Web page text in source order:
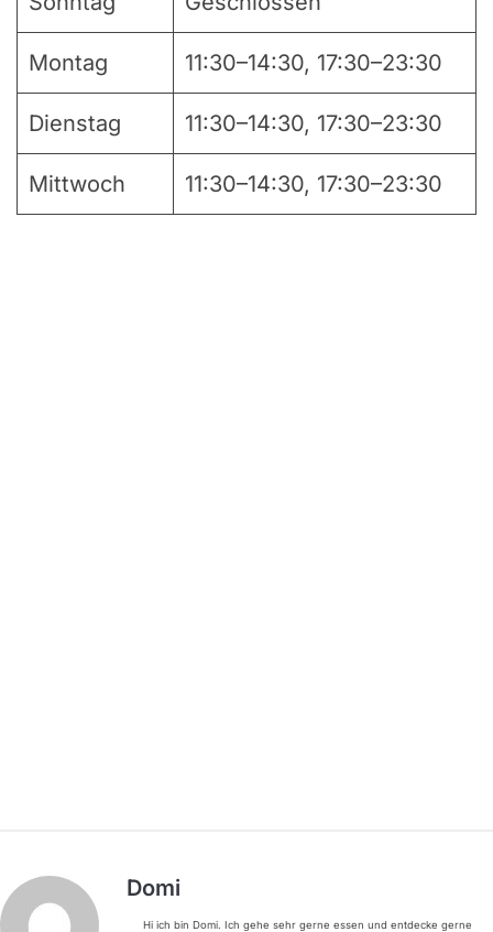
Montag 11:30–14:30, 17:30–23:30
Dienstag 11:30–14:30, 17:30–23:30
Mittwoch 11:30–14:30, 17:30–23:30
Domi
Hi ich bin Domi. Ich gehe sehr gerne essen und entdecke gerne